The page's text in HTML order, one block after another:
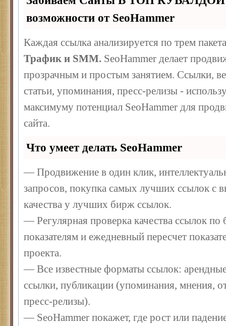
возможности от SeoHammer
Каждая ссылка анализируется по трем
Трафик и SMM. SeoHammer делает
прозрачным и простым занятием. Ссылки,
статьи, упоминания, пресс-релизы -
максимуму потенциал SeoHammer для
сайта.
Что умеет делать SeoHammer
— Продвижение в один клик,
запросов, покупка самых лучших ссылок с
качества у лучших бирж ссылок.
— Регулярная проверка качества ссылок по
показателям и ежедневный пересчет
проекта.
— Все известные форматы ссылок:
ссылки, публикации (упоминания, мнения,
пресс-релизы).
— SeoHammer покажет, где рост или